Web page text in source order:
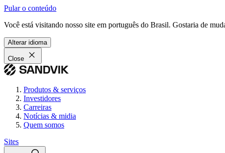
Pular o conteúdo
Você está visitando nosso site em português do Brasil. Gostaria de
Alterar idioma
Close
Produtos & serviços
Investidores
Carreiras
Notícias & midia
Quem somos
Sites